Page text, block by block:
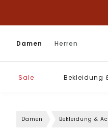
Damen Herren
Sale Bekleidung
Damen Bekleidung &